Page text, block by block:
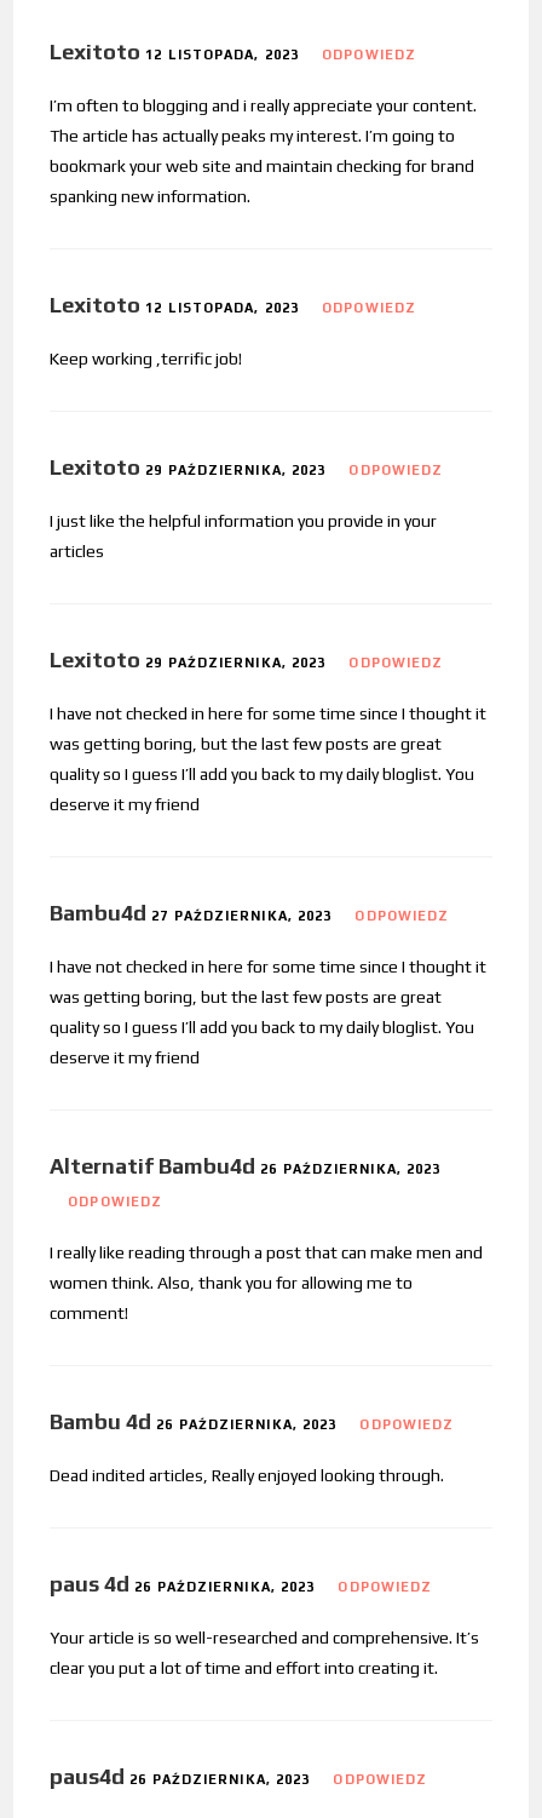
Lexitoto 12 LISTOPADA, 2023 ODPOWIEDZ
I’m often to blogging and i really appreciate your content.
The article has actually peaks my interest. I’m going to
bookmark your web site and maintain checking for brand
spanking new information.
Lexitoto 12 LISTOPADA, 2023 ODPOWIEDZ
Keep working ,terrific job!
Lexitoto 29 PAŹDZIERNIKA, 2023 ODPOWIEDZ
I just like the helpful information you provide in your
articles
Lexitoto 29 PAŹDZIERNIKA, 2023 ODPOWIEDZ
I have not checked in here for some time since I thought it
was getting boring, but the last few posts are great
quality so I guess I’ll add you back to my daily bloglist. You
deserve it my friend
Bambu4d 27 PAŹDZIERNIKA, 2023 ODPOWIEDZ
I have not checked in here for some time since I thought it
was getting boring, but the last few posts are great
quality so I guess I’ll add you back to my daily bloglist. You
deserve it my friend
Alternatif Bambu4d 26 PAŹDZIERNIKA, 2023
ODPOWIEDZ
I really like reading through a post that can make men and
women think. Also, thank you for allowing me to
comment!
Bambu 4d 26 PAŹDZIERNIKA, 2023 ODPOWIEDZ
Dead indited articles, Really enjoyed looking through.
paus 4d 26 PAŹDZIERNIKA, 2023 ODPOWIEDZ
Your article is so well-researched and comprehensive. It’s
clear you put a lot of time and effort into creating it.
paus4d 26 PAŹDZIERNIKA, 2023 ODPOWIEDZ